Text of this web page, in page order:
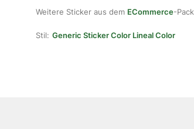
Weitere Sticker aus dem ECommerce-Pack
Stil: Generic Sticker Color Lineal Color